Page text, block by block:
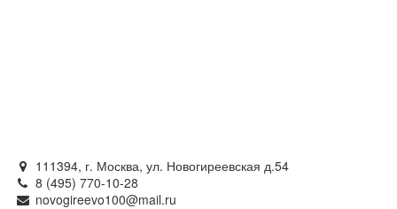
111394, г. Москва, ул. Новогиреевская д.54
8 (495) 770-10-28
novogireevo100@mail.ru